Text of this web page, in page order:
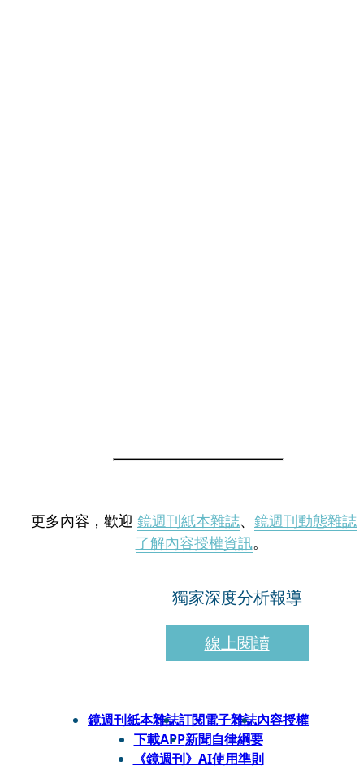
更多內容，歡迎 鏡週刊紙本雜誌、 鏡週刊動態雜誌
了解內容授權資訊。
獨家深度分析報導
線上閱讀
鏡週刊紙本雜誌訂閱電子雜誌內容授權
下載APP新聞自律綱要
《鏡週刊》AI使用準則